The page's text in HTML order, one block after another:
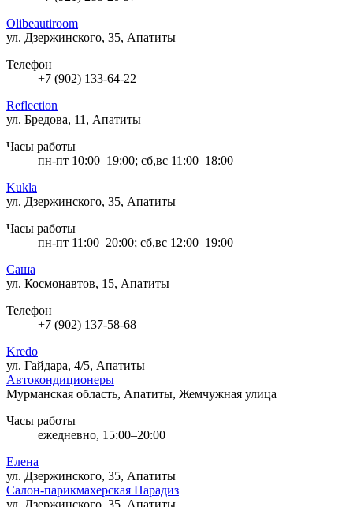
Olibeautiroom
ул. Дзержинского, 35, Апатиты
Телефон
+7 (902) 133-64-22
Reflection
ул. Бредова, 11, Апатиты
Часы работы
пн-пт 10:00–19:00; сб,вс 11:00–18:00
Kukla
ул. Дзержинского, 35, Апатиты
Часы работы
пн-пт 11:00–20:00; сб,вс 12:00–19:00
Саша
ул. Космонавтов, 15, Апатиты
Телефон
+7 (902) 137-58-68
Kredo
ул. Гайдара, 4/5, Апатиты
Автокондиционеры
Мурманская область, Апатиты, Жемчужная улица
Часы работы
ежедневно, 15:00–20:00
Елена
ул. Дзержинского, 35, Апатиты
Салон-парикмахерская Парадиз
ул. Дзержинского, 35, Апатиты